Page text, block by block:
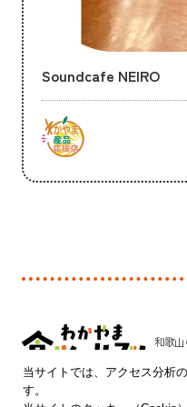
Soundcafe NEIRO
和歌山
当サイトでは、アクセス分析
す。